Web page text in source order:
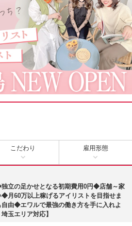
こだわり 雇用形態
独立の足かせとなる初期費用0円◆店舗～家
月60万以上稼げるアイリストを目指せま
由◆エワルで最強の働き方を手に入れよ
玉エリア対応】